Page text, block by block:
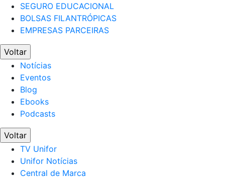
SEGURO EDUCACIONAL
BOLSAS FILANTRÓPICAS
EMPRESAS PARCEIRAS
Voltar
Notícias
Eventos
Blog
Ebooks
Podcasts
Voltar
TV Unifor
Unifor Notícias
Central de Marca